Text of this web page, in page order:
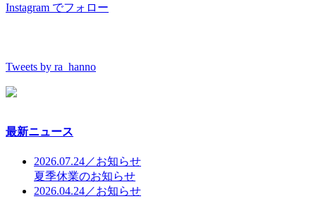
Instagram でフォロー
Tweets by ra_hanno
最新ニュース
2026.07.24／お知らせ
夏季休業のお知らせ
2026.04.24／お知らせ